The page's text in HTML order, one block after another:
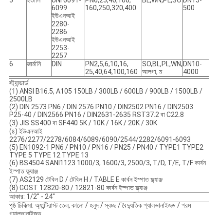
6099
ইউএনআই
2280-
2286
ইউএনআই
2253-
2257
160,250,320,400
500
6 জার্মানি DIN
PN2,5,6,10,16,
25,40,64,100,160
SO,BL,PL,WN,
আলগা, ম
DN10-
4000
স্ট্যান্ডার্ড:
(1) ANSI B16.5, A105 150LB / 300LB / 600LB / 900LB / 1500LB /
2500LB
(2) DIN 2573 PN6 / DIN 2576 PN10 / DIN2502 PN16 / DIN2503
P25-40 / DIN2566 PN16 / DIN2631-2635 RST37.2 বা C22.8
(3) JIS SS400 বা SF440 5K / 10K / 16K / 20K / 30K
(৪) ইউএনআই
2276/2277/2278/6084/6089/6090/2544/2282/6091-6093
(5) EN1092-1 PN6 / PN10 / PN16 / PN25 / PN40 / TYPE1 TYPE2
TYPE 5 TYPE 12 TYPE 13
(6) BS4504 SANI1123 1000/3, 1600/3, 2500/3, T/D, T/E, T/F কার্বন
ইস্পাত ফ্ল্যাঞ্জ
(7) AS2129 টেবিল D / টেবিল H / TABLE E কার্বন ইস্পাত ফ্ল্যাঞ্জ
(8) GOST 12820-80 / 12821-80 কার্বন ইস্পাত ফ্ল্যাঞ্জ
আকার: 1/2" - 24"
পৃষ্ঠ চিকিত্সা: অ্যান্টিরাস্ট তেল, কালো / হলুদ / স্বচ্ছ / বৈদ্যুতিক গ্যালভানাইজড / গরম